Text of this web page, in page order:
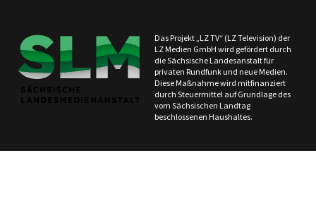
Das Projekt „LZ TV“ (LZ Television) der
LZ Medien GmbH wird gefördert durch
die Sächsische Landesanstalt für
privaten Rundfunk und neue Medien.
Diese Maßnahme wird mitfinanziert
durch Steuermittel auf Grundlage des
vom Sächsischen Landtag
beschlossenen Haushaltes.